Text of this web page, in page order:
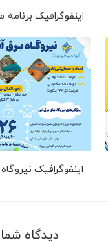
اینفوگرافیک برنامه
اینفوگرافیک
دیدگاه